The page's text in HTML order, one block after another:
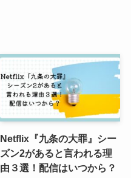
Netflix『九条の大罪』シー
ズン2があると言われる理
由３選！配信はいつから？